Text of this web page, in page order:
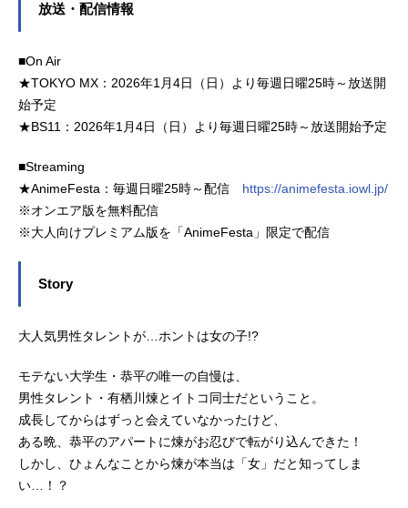
放送・配信情報
■On Air
★TOKYO MX：2026年1月4日（日）より毎週日曜25時～放送開
始予定
★BS11：2026年1月4日（日）より毎週日曜25時～放送開始予定
■Streaming
★AnimeFesta：毎週日曜25時～配信 https://animefesta.iowl.jp/
※オンエア版を無料配信
※大人向けプレミアム版を「AnimeFesta」限定で配信
Story
大人気男性タレントが…ホントは女の子!?
モテない大学生・恭平の唯一の自慢は、
男性タレント・有栖川煉とイトコ同士だということ。
成長してからはずっと会えていなかったけど、
ある晩、恭平のアパートに煉がお忍びで転がり込んできた！
しかし、ひょんなことから煉が本当は「女」だと知ってしま
い…！？